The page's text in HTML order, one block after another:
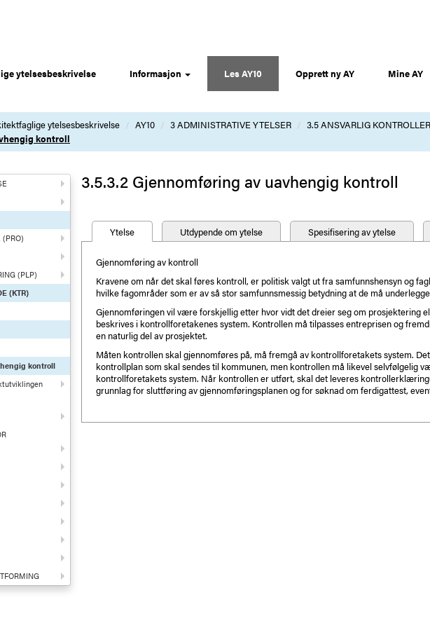
ytelsesbeskrivelse Informasjon Les AY10 Opprett ny AY Mine AY
ytelsesbeskrivelse AY10 3 ADMINISTRATIVE YTELSER 3.5 ANSVARLIG
kontroll
(PRO)
(PLP)
(KTR)
kontroll
3.5.3.2 Gjennomføring av uavhengig kontroll
Ytelse Utdypende om ytelse Spesifisering av ytelse
Gjennomføring av kontroll
Kravene om når det skal føres kontroll, er politisk valgt ut fra samfunnshensyn og
hvilke fagområder som er av så stor samfunnsmessig betydning at de må
Gjennomføringen vil være forskjellig etter hvor vidt det dreier seg om prosjektering
beskrives i kontrollforetakenes system. Kontrollen må tilpasses entreprisen og
en naturlig del av prosjektet.
Måten kontrollen skal gjennomføres på, må fremgå av kontrollforetakets system.
kontrollplan som skal sendes til kommunen, men kontrollen må likevel selvfølgelig
kontrollforetakets system. Når kontrollen er utført, skal det leveres
grunnlag for sluttføring av gjennomføringsplanen og for søknad om ferdigattest,